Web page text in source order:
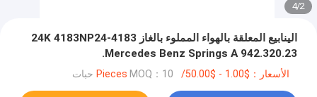
2
/
4
الينابيع المعلقة بالهواء المملوء بالغاز 4183-24K 4183NP24
Mercedes Benz Springs A 942.320.23.
الأسعار：$1.00 - $50.00/Pieces MOQ：10 حبات